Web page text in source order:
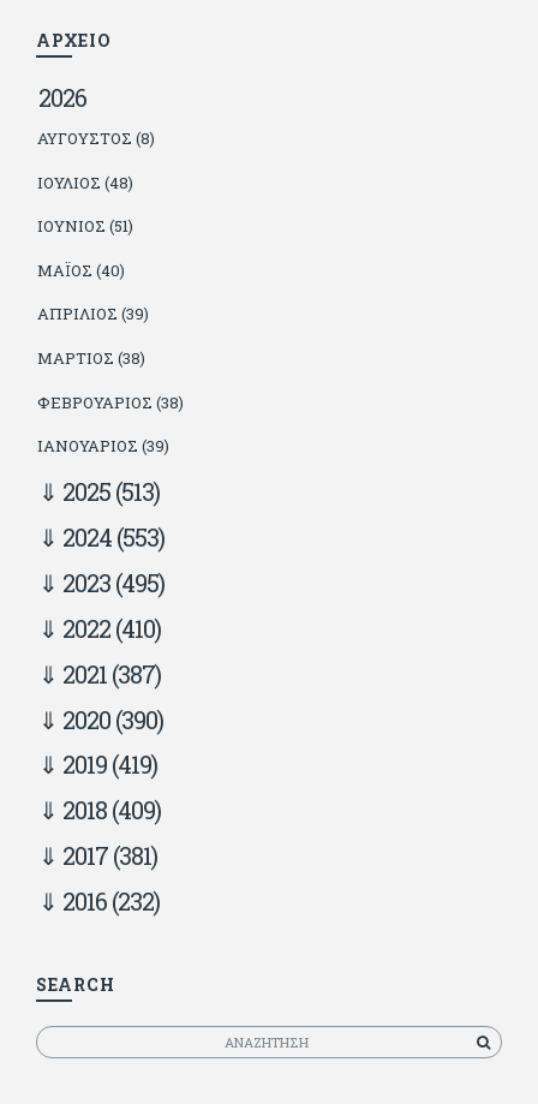
ΑΡΧΕΙΟ
2026
ΑΎΓΟΥΣΤΟΣ (8)
ΙΟΎΛΙΟΣ (48)
ΙΟΎΝΙΟΣ (51)
ΜΆΙΟΣ (40)
ΑΠΡΊΛΙΟΣ (39)
ΜΆΡΤΙΟΣ (38)
ΦΕΒΡΟΥΆΡΙΟΣ (38)
ΙΑΝΟΥΆΡΙΟΣ (39)
2025(513)
2024(553)
2023(495)
2022(410)
2021(387)
2020(390)
2019(419)
2018(409)
2017(381)
2016(232)
SEARCH
Αναζητηση